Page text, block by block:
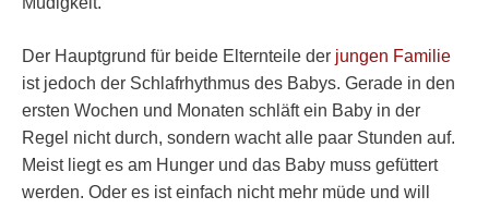
Der Hauptgrund für beide Elternteile der jungen Familie
ist jedoch der Schlafrhythmus des Babys. Gerade in den
ersten Wochen und Monaten schläft ein Baby in der
Regel nicht durch, sondern wacht alle paar Stunden auf.
Meist liegt es am Hunger und das Baby muss gefüttert
werden. Oder es ist einfach nicht mehr müde und will